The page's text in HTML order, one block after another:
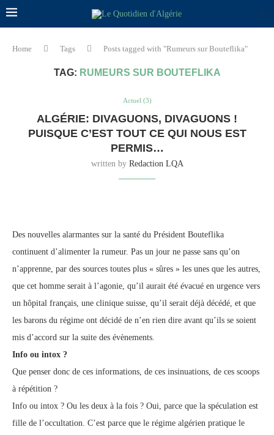
Home Tags Posts tagged with "Rumeurs sur Bouteflika"
TAG: RUMEURS SUR BOUTEFLIKA
Actuel (3)
ALGÉRIE: DIVAGUONS, DIVAGUONS !
PUISQUE C’EST TOUT CE QUI NOUS EST
PERMIS…
written by Redaction LQA
Des nouvelles alarmantes sur la santé du Président Bouteflika
continuent d’alimenter la rumeur. Pas un jour ne passe sans qu’on
n’apprenne, par des sources toutes plus « sûres » les unes que les autres,
que cet homme serait à l’agonie, qu’il aurait été évacué en urgence vers
un hôpital français, une clinique suisse, qu’il serait déjà décédé, et que
les barons du régime ont décidé de n’en rien dire avant qu’ils se soient
mis d’accord sur la suite des évènements.
Info ou intox ?
Que penser donc de ces informations, de ces insinuations, de ces scoops
à répétition ?
Info ou intox ? Ou les deux à la fois ? Oui, parce que la spéculation est
fille de l’occultation. C’est parce que le régime algérien pratique le